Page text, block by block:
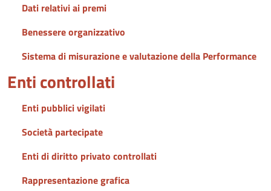
Dati relativi ai premi
Benessere organizzativo
Sistema di misurazione e valutazione della Performance
Enti controllati
Enti pubblici vigilati
Società partecipate
Enti di diritto privato controllati
Rappresentazione grafica